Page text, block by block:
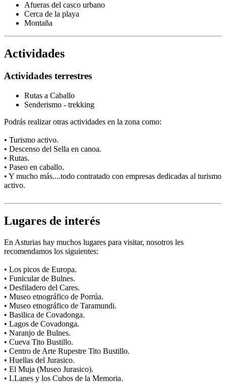
Afueras del casco urbano
Cerca de la playa
Montaña
Actividades
Actividades terrestres
Rutas a Caballo
Senderismo - trekking
Podrás realizar otras actividades en la zona como:
• Turismo activo.
• Descenso del Sella en canoa.
• Rutas.
• Paseo en caballo.
• Y mucho más....todo contratado con empresas dedicadas al turismo
activo.
Lugares de interés
En Asturias hay muchos lugares para visitar, nosotros les
recomendamos los siguientes:
• Los picos de Europa.
• Funicular de Bulnes.
• Desfiladero del Cares.
• Museo etnográfico de Porrúa.
• Museo etnográfico de Taramundi.
• Basilica de Covadonga.
• Lagos de Covadonga.
• Naranjo de Bulnes.
• Cueva Tito Bustillo.
• Centro de Arte Rupestre Tito Bustillo.
• Huellas del Jurasico.
• El Muja (Museo Jurasico).
• LLanes y los Cubos de la Memoria.